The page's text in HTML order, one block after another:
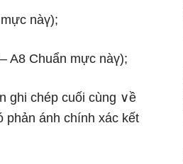
nàү);
A8 Chuẩn mực nàү);
ɡhi chép cuối cùng ∨ề
phản ánh chính xác kết